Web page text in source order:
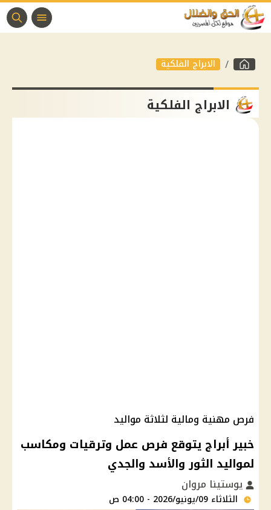
الابراج الفلكية
الابراج الفلكية
فرص مهنية ومالية لثلاثة مواليد
خبير أبراج يتوقع فرص عمل وترقيات ومكاسب
لمواليد الثور والأسد والجدي
يوستينا مروان
الثلاثاء 09/يونيو/2026 - 04:00 ص